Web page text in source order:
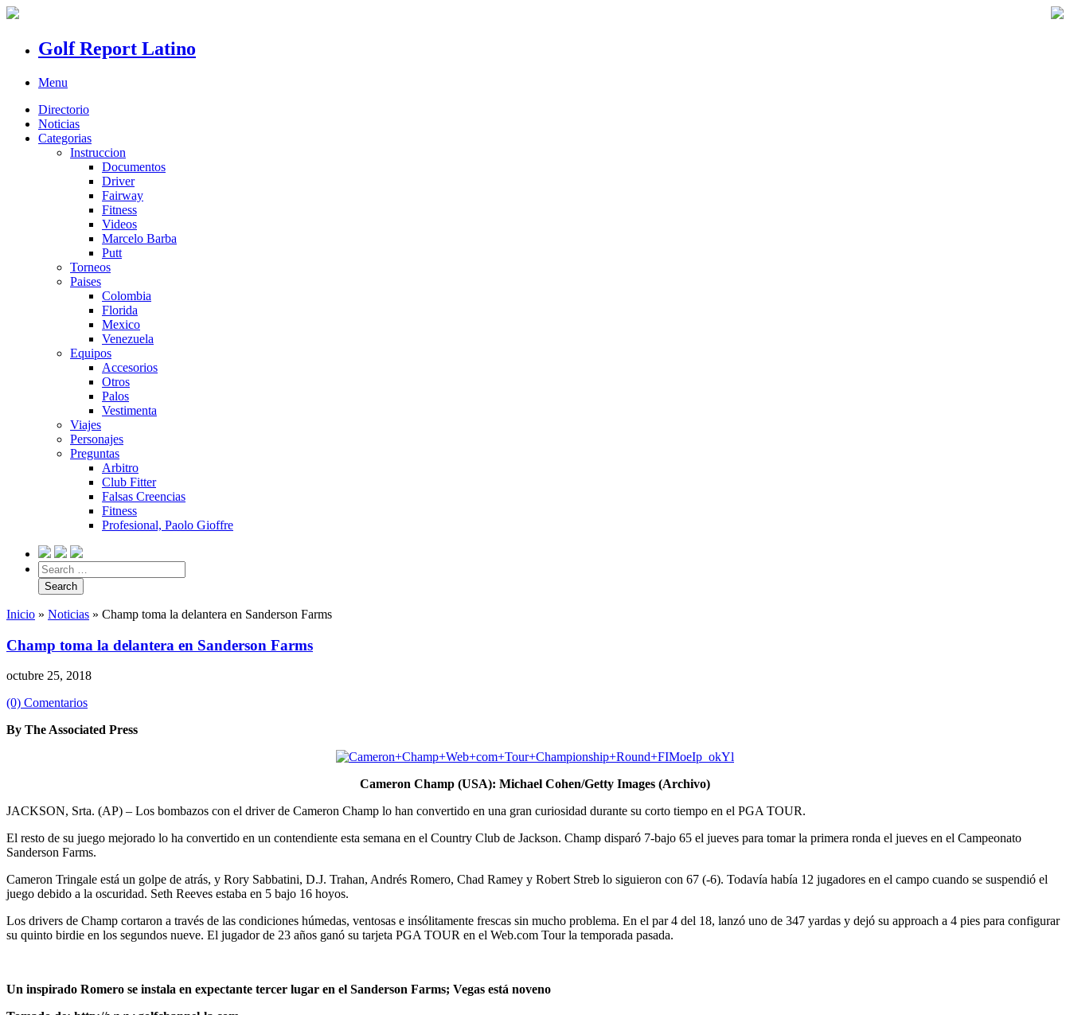
Golf Report Latino
Menu
Directorio
Noticias
Categorias
Instruccion
Documentos
Driver
Fairway
Fitness
Videos
Marcelo Barba
Putt
Torneos
Paises
Colombia
Florida
Mexico
Venezuela
Equipos
Accesorios
Otros
Palos
Vestimenta
Viajes
Personajes
Preguntas
Arbitro
Club Fitter
Falsas Creencias
Fitness
Profesional, Paolo Gioffre
Inicio » Noticias » Champ toma la delantera en Sanderson Farms
Champ toma la delantera en Sanderson Farms
octubre 25, 2018
(0) Comentarios
By The Associated Press
Cameron Champ (USA): Michael Cohen/Getty Images (Archivo)
JACKSON, Srta. (AP) – Los bombazos con el driver de Cameron Champ lo han convertido en una gran curiosidad durante su corto tiempo en el PGA TOUR.
El resto de su juego mejorado lo ha convertido en un contendiente esta semana en el Country Club de Jackson. Champ disparó 7-bajo 65 el jueves para tomar la primera ronda el jueves en el Campeonato
Sanderson Farms.
Cameron Tringale está un golpe de atrás, y Rory Sabbatini, D.J. Trahan, Andrés Romero, Chad Ramey y Robert Streb lo siguieron con 67 (-6). Todavía había 12 jugadores en el campo cuando se suspendió el
juego debido a la oscuridad. Seth Reeves estaba en 5 bajo 16 hoyos.
Los drivers de Champ cortaron a través de las condiciones húmedas, ventosas e insólitamente frescas sin mucho problema. En el par 4 del 18, lanzó uno de 347 yardas y dejó su approach a 4 pies para configurar
su quinto birdie en los segundos nueve. El jugador de 23 años ganó su tarjeta PGA TOUR en el Web.com Tour la temporada pasada.
Un inspirado Romero se instala en expectante tercer lugar en el Sanderson Farms; Vegas está noveno